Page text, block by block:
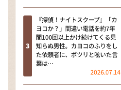
『探偵！ナイトスクープ』「カ
ヨコか？」間違い電話を約7年
間100回以上かけ続けてくる見
知らぬ男性。カヨコのふりをし
た依頼者に、ポツリと呟いた言
葉は…
2026.07.14